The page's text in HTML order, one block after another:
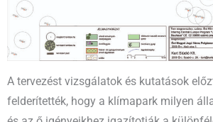
A tervezést vizsgálatok és kutatások
felderítették, hogy a klímapark milyen